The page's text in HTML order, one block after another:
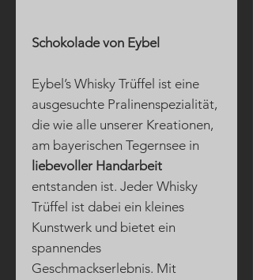
Schokolade von Eybel
Eybel’s Whisky Trüffel ist eine
ausgesuchte Pralinenspezialität,
die wie alle unserer Kreationen,
am bayerischen Tegernsee in
liebevoller Handarbeit
entstanden ist. Jeder Whisky
Trüffel ist dabei ein kleines
Kunstwerk und bietet ein
spannendes
Geschmackserlebnis. Mit